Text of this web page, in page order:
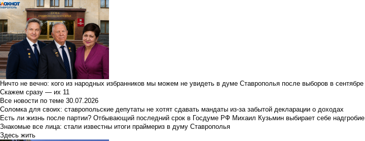
Ничто не вечно: кого из народных избранников мы можем не увидеть в думе Ставрополья после выборов в сентябре
Скажем сразу — их 11
Все новости по теме 30.07.2026
Соломка для своих: ставропольские депутаты не хотят сдавать мандаты из-за забытой декларации о доходах
Есть ли жизнь после партии? Отбывающий последний срок в Госдуме РФ Михаил Кузьмин выбирает себе надгробие
Знакомые все лица: стали известны итоги праймериз в думу Ставрополья
Здесь жить